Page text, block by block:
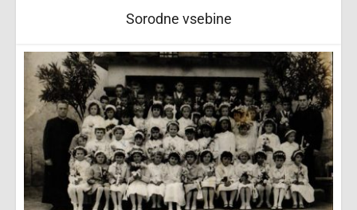
Sorodne vsebine